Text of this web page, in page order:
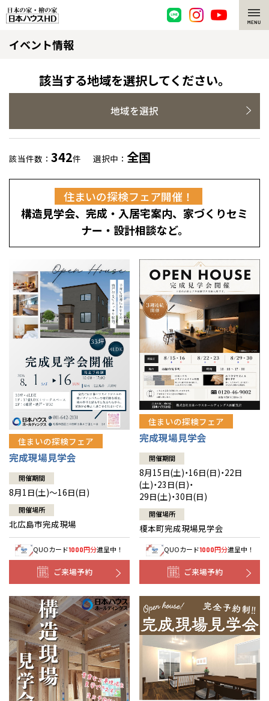
脱炭素・檜の家
環境にやさしい、脱炭素社会の住宅
耐震構造
高耐久住宅
高断熱・高気密の家
エネルギー自給自足
感謝訪問・長期保証
直営工事
1メーターモジュール
冷暖房標準装備
24時間対応コールセンター
デザイン賞各種受賞
セントラルヒーティング
選ばれる理由
檜の魅力 トップ
檜と日本人
1000年を超えて生きる檜
知られざる檜の効果・作用
理想の木材「檜」
注文住宅
グレートステージ
平屋の家
外観・インテリア集
暮らし方提案
住まいのコラム
住まいのお手入れ集
リフォーム トップ
選ばれる理由
リフォームの流れ
介護保険利用で快適リフォーム
賃貸併用住宅のメリット
安心のサポートシステム
展示場案内
分譲住宅・土地
分譲マンション
分譲マンション トップ
ワザックとは
高い信頼性
安心の管理体制
ギャラリー
会社情報
会社情報 トップ
ニュースリリース
代表ごあいさつ
企業理念
会社概要
事業部紹介
木材調達指針
グループ会社紹介
CMギャラリー
お問い合わせ
会員サイト
イベント情報
該当する地域を選択してください。
地域を選択
該当件数： 342件 選択中： 全国
住まいの探検フェア開催！
構造見学会、完成・入居宅案内、家づくりセミ
ナー・設計相談など。
住まいの探検フェア
完成現場見学会
開催期間
8月1日(土)～16日(日)
開催場所
北広島市完成現場
QUOカード1000円分進呈中！
ご来場予約
住まいの探検フェア
完成現場見学会
開催期間
8月15日(土)・16日(日)・22日
(土)・23日(日)・
29日(土)・30日(日)
開催場所
榎本町完成現場見学会
QUOカード1000円分進呈中！
ご来場予約